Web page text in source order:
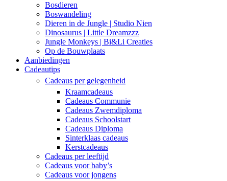
Bosdieren
Boswandeling
Dieren in de Jungle | Studio Nien
Dinosaurus | Little Dreamzzz
Jungle Monkeys | Bi&Li Creaties
Op de Bouwplaats
Aanbiedingen
Cadeautips
Cadeaus per gelegenheid
Kraamcadeaus
Cadeaus Communie
Cadeaus Zwemdiploma
Cadeaus Schoolstart
Cadeaus Diploma
Sinterklaas cadeaus
Kerstcadeaus
Cadeaus per leeftijd
Cadeaus voor baby’s
Cadeaus voor jongens